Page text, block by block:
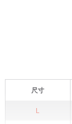
尺寸
L